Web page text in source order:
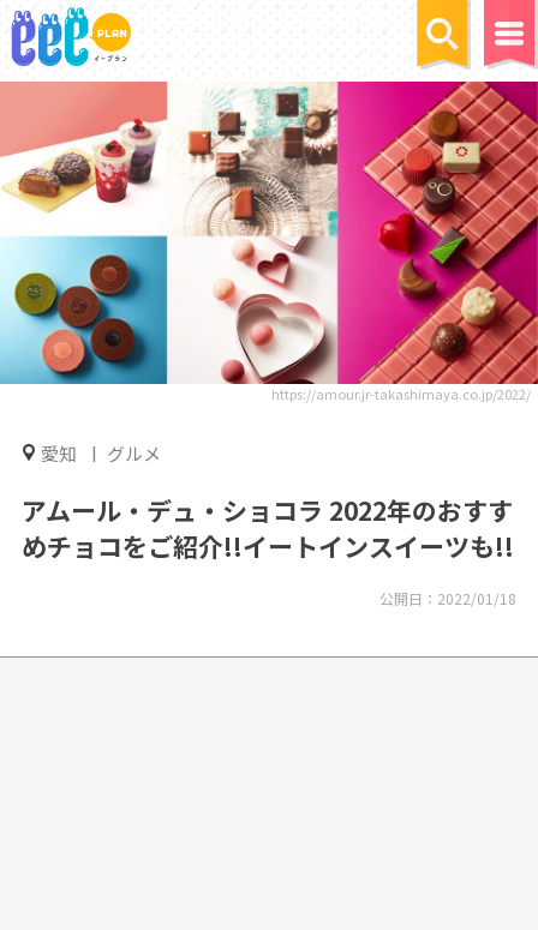
https://amour.jr-takashimaya.co.jp/2022/
愛知 グルメ
アムール・デュ・ショコラ 2022年のおすす
めチョコをご紹介!!イートインスイーツも!!
公開日： 2022/01/18